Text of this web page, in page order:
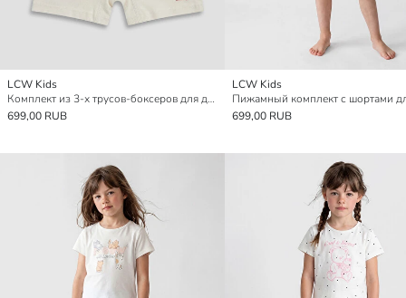
LCW Kids
Комплект из 3-х трусов-боксеров для девочек
699,00 RUB
LCW Kids
699,00 RUB